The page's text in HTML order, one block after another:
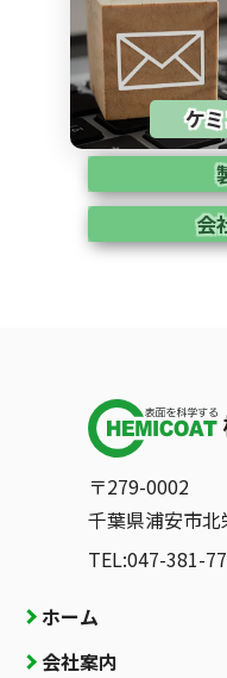
ケ
会
〒279-0002
千葉県浦安市
TEL:047-381-
ホーム
会社案内